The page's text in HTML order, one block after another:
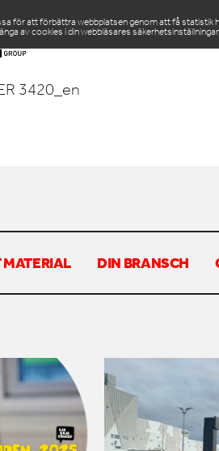
för att förbättra webbplatsen genom att få statistik
av cookies i din webbläsares säkerhetsinställningar.
PRODUKTER
POWER 3420_EN
3420_en
MATERIAL DIN BRANSCH